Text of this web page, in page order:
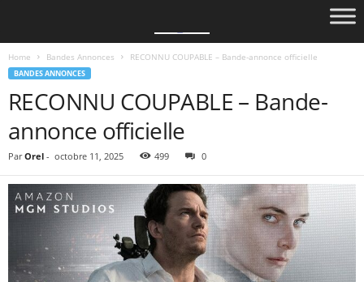
Home Bandes Annonces RECONNU COUPABLE – Bande-annonce officielle
BANDES ANNONCES
RECONNU COUPABLE – Bande-
annonce officielle
Par Orel - octobre 11, 2025 499 0